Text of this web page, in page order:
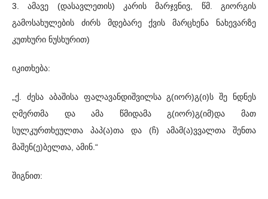
3. ამავე (დასავლეთის) კარის მარჯვნივ, წმ. გიორგის
გამოსახულების ძირს მდებარე ქვის მარცხენა ნახევარზე
კუთხური ნუსხურით)
იკითხება:
„ქ. ძესა აბაშისა ფალავანდიშვილსა გ(იორ)გ(ი)ს შე ნდნეს
ღმერთმა და ამა წმიდამა გ(იორ)გ(იმ)და მათ
სულკურთხეულთა პაპ(ა)თა და (ჩ) ამამ(ა)ვვალთა შენთა
მაშენ(ე)ბელთა, ამინ.“
შიგნით: